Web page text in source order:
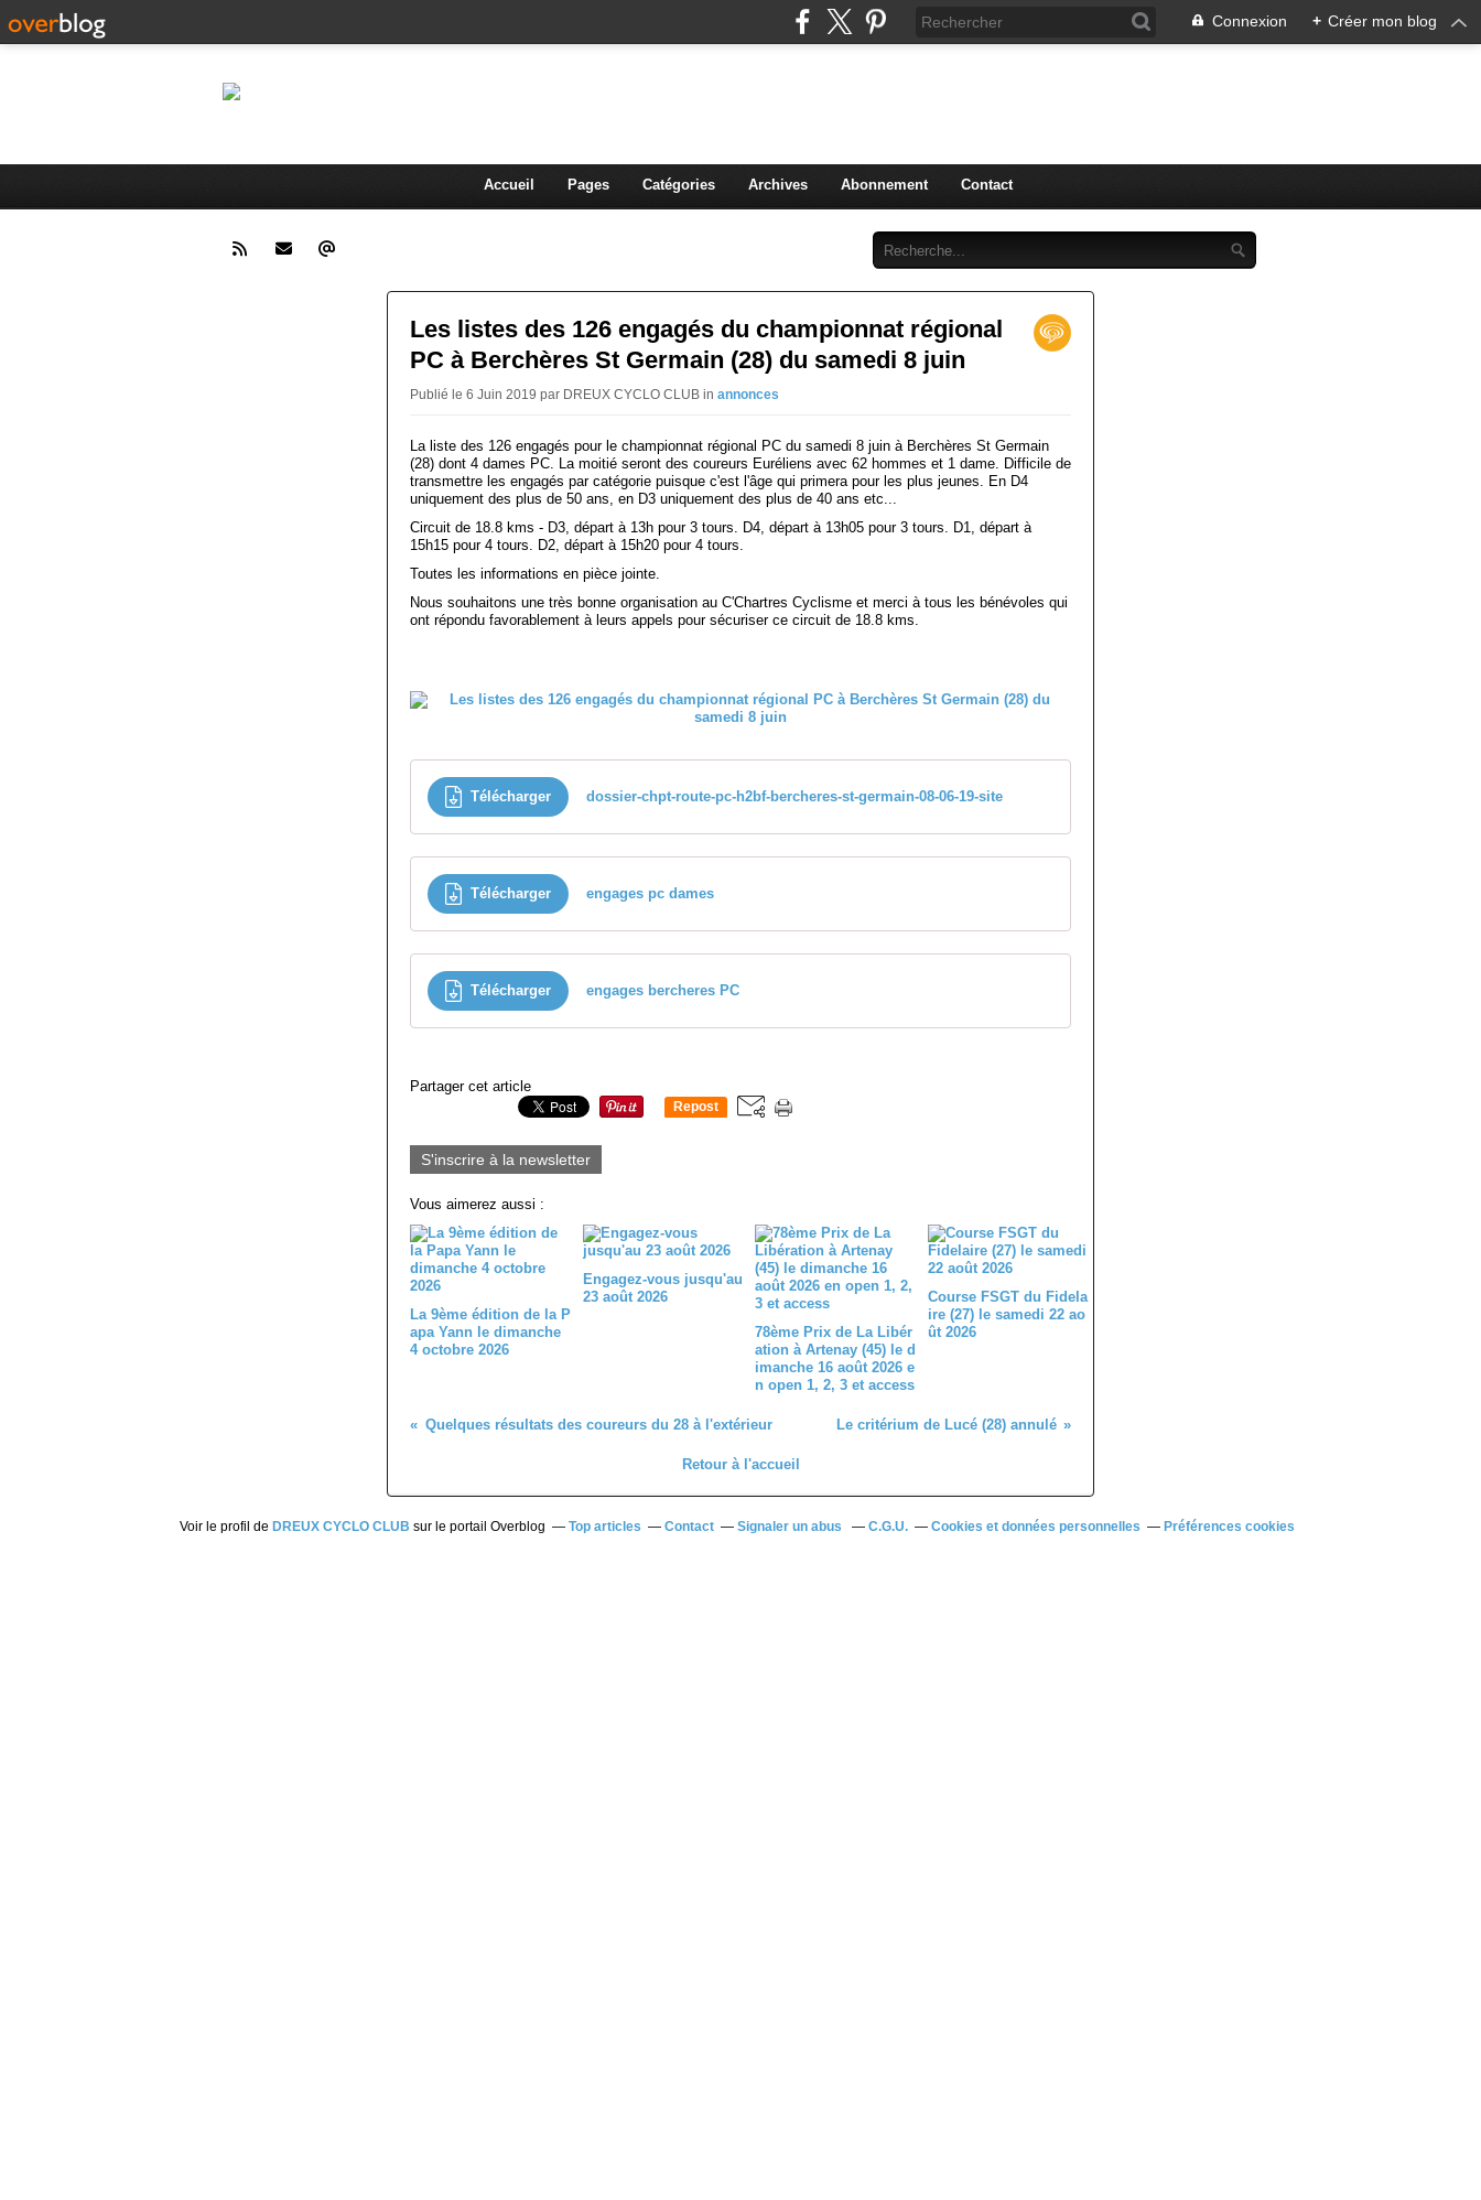
Connexion + Créer mon blog
Accueil Pages Catégories Archives Abonnement Contact
Les listes des 126 engagés du championnat régional
PC à Berchères St Germain (28) du samedi 8 juin
Publié le 6 Juin 2019 par DREUX CYCLO CLUB in annonces
La liste des 126 engagés pour le championnat régional PC du samedi 8 juin à Berchères St Germain
(28) dont 4 dames PC. La moitié seront des coureurs Euréliens avec 62 hommes et 1 dame. Difficile de
transmettre les engagés par catégorie puisque c'est l'âge qui primera pour les plus jeunes. En D4
uniquement des plus de 50 ans, en D3 uniquement des plus de 40 ans etc...
Circuit de 18.8 kms - D3, départ à 13h pour 3 tours. D4, départ à 13h05 pour 3 tours. D1, départ à
15h15 pour 4 tours. D2, départ à 15h20 pour 4 tours.
Toutes les informations en pièce jointe.
Nous souhaitons une très bonne organisation au C'Chartres Cyclisme et merci à tous les bénévoles qui
ont répondu favorablement à leurs appels pour sécuriser ce circuit de 18.8 kms.
Télécharger dossier-chpt-route-pc-h2bf-bercheres-st-germain-08-06-19-site
Télécharger engages pc dames
Télécharger engages bercheres PC
Partager cet article
Repost
S'inscrire à la newsletter
Vous aimerez aussi :
La 9ème édition de la P
apa Yann le dimanche
4 octobre 2026
Engagez-vous jusqu'au
23 août 2026
78ème Prix de La Libér
ation à Artenay (45) le d
imanche 16 août 2026 e
n open 1, 2, 3 et access
Course FSGT du Fidela
ire (27) le samedi 22 ao
ût 2026
Quelques résultats des coureurs du 28 à l'extérieur Le critérium de Lucé (28) annulé
Retour à l'accueil
Voir le profil de DREUX CYCLO CLUB sur le portail Overblog Top articles Contact Signaler un abus C.G.U. Cookies et données personnelles Préférences cookies